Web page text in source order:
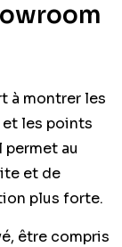
à montrer les
les points
permet au
et de
plus forte.
être compris